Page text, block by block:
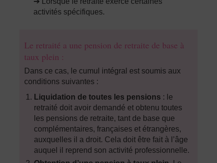
activités spécifiques.
Le retraité a une pension de retraite de base à
taux plein :
Dans ce cas, le cumul intégral est soumis aux
conditions suivantes :
Liquidation de toutes les pensions : le
retraité doit avoir demandé et obtenu toutes
les pensions de retraite, tant de base que
complémentaires, françaises et étrangères,
auxquelles il a droit. Cela doit être fait à l’âge
auquel il reprend son activité professionnelle.